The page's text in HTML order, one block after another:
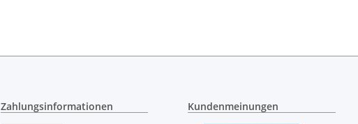
Zahlungsinformationen Kundenmeinungen